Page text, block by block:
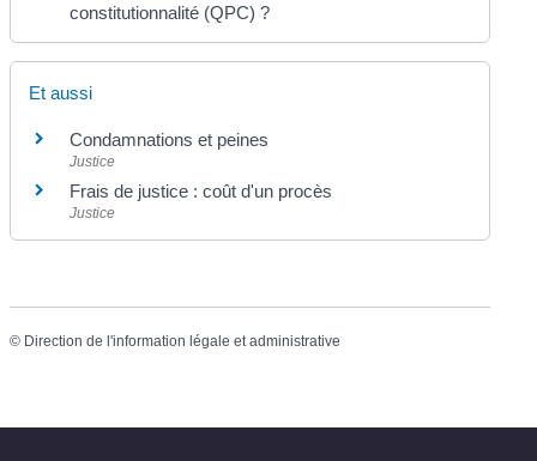
constitutionnalité (QPC) ?
Et aussi
Condamnations et peines
Justice
Frais de justice : coût d'un procès
Justice
© Direction de l'information légale et administrative